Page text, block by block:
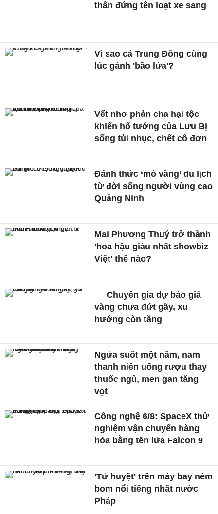
thân đứng tên loạt xe sang
Vì sao cả Trung Đông cùng
lúc gánh 'bão lửa'?
Vết nhơ phản cha hại tộc
khiến hổ tướng của Lưu Bị
sống tủi nhục, chết cô đơn
Đánh thức ‘mỏ vàng’ du lịch
từ đời sống người vùng cao
Quảng Ninh
Mai Phương Thuý trở thành
'hoa hậu giàu nhất showbiz
Việt' thế nào?
Chuyên gia dự báo giá
vàng chưa đứt gãy, xu
hướng còn tăng
Ngứa suốt một năm, nam
thanh niên uống rượu thay
thuốc ngủ, men gan tăng
vọt
Công nghệ 6/8: SpaceX thử
nghiệm vận chuyển hàng
hóa bằng tên lửa Falcon 9
'Tử huyệt' trên máy bay ném
bom nổi tiếng nhất nước
Pháp